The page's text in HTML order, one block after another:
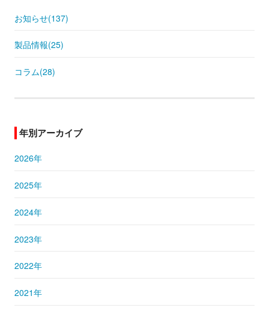
お知らせ(137)
製品情報(25)
コラム(28)
年別アーカイブ
2026年
2025年
2024年
2023年
2022年
2021年